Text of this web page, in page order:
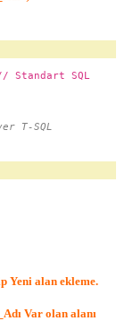
Standart SQL
T-SQL
Yeni alan ekleme.
Var olan alanı